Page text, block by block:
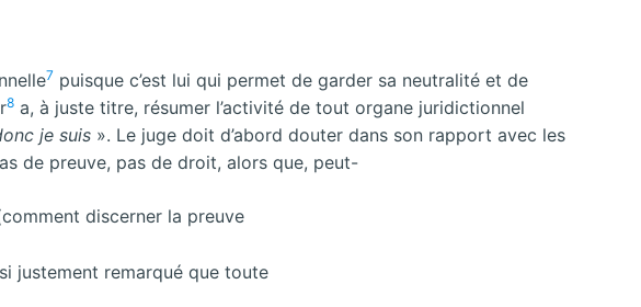
7 puisque c’est lui qui permet de garder sa neutralité et de
8 a, à juste titre, résumer l’activité de tout organe juridictionnel
je suis ». Le juge doit d’abord douter dans son rapport avec les
de preuve, pas de droit, alors que, peut-
discerner la preuve
justement remarqué que toute